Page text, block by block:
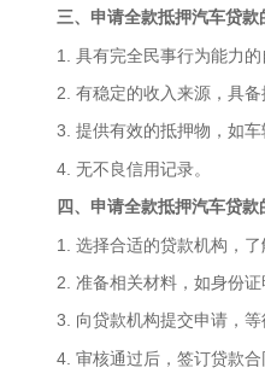
三、申请全款抵押汽车贷款
1. 具有完全民事行为能力的
2. 有稳定的收入来源，具备
3. 提供有效的抵押物，如车
4. 无不良信用记录。
四、申请全款抵押汽车贷款
1. 选择合适的贷款机构，了
2. 准备相关材料，如身份证
3. 向贷款机构提交申请，等
4. 审核通过后，签订贷款合